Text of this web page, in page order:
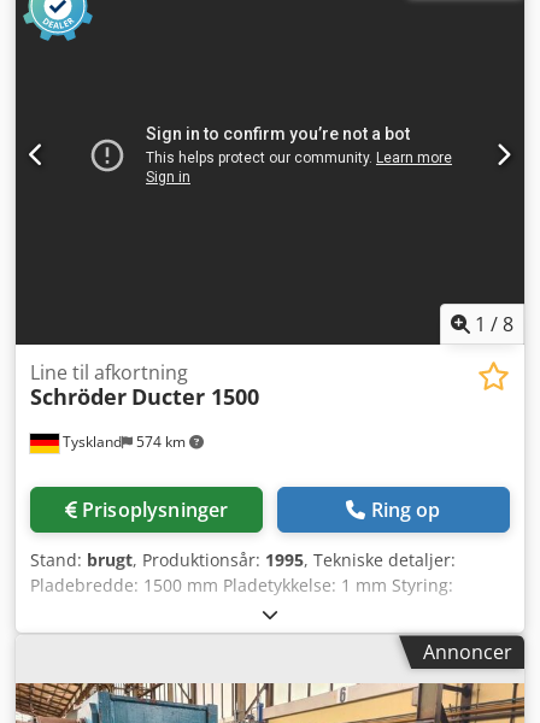
i henhold til §14 BGB Ingen salg til private! Dedpfx Asvk D
Aljkwsck
1 /8
Tyskland 574 km
Line til afkortning
Schröder Ducter 1500
Prisoplysninger Ring op
Stand: brugt, Produktionsår: 1995, Tekniske detaljer:
Pladebredde: 1500 mm Pladetykkelse: 1 mm Styring:
Ducter 1500 Samlet effektbehov: 2,0 kW TVÆRGÅENDE
ENHED bestående af: afviklingshaspel, retteværk og
klippe-/skæremaskine Klippe-/skæremaskine: -
Klippelængde: 1500 mm - Pladetykkelse: ca. 1,0 mm Dcjdsu
Tp N Dspfx Akwek - Betjening via betjeningspanel og
Annoncer